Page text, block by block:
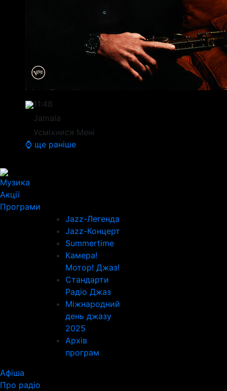
11:48
Jamala
Усміхнися Мені
⌚ ще раніше
Музика
Акції
Програми
Jazz-Легенда
Jazz-Концерт
Summertime
Камера!
Мотор! Джаз!
Стандарти
Радіо Джаз
Міжнародний
день джазу
2025
Архів
програм
Афіша
Про радіо